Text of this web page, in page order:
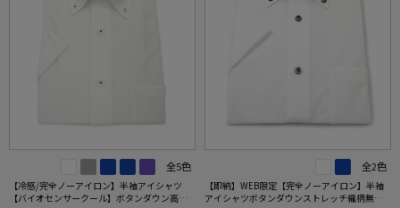
全5色
【冷感/完全ノーアイロン】半袖アイシャツ
【バイオセンサークール】ボタンダウン高通
全2色
【即納】WEB限定【完全ノーアイロン】半袖
アイシャツボタンダウンストレッチ織柄無地i-